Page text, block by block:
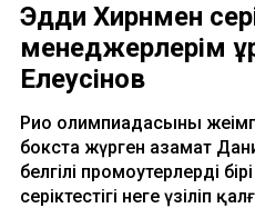
Эдди Хирнмен
менеджерлерім
Елеусінов
Рио олимпиадасының
бокста жүрген азамат
белгілі промоутерлердің
серіктестігі неге үзіліп